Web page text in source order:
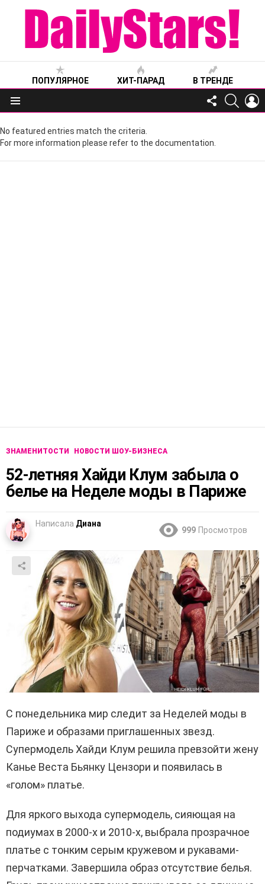
ПОПУЛЯРНОЕ ХИТ-ПАРАД В ТРЕНДЕ
Меню
FOLLOW
US
No featured entries match the criteria.
For more information please refer to the documentation.
ЗНАМЕНИТОСТИ НОВОСТИ ШОУ-БИЗНЕСА
52-летняя Хайди Клум забыла о
белье на Неделе моды в Париже
Написала Диана
999 Просмотров
С понедельника мир следит за Неделей моды в
Париже и образами приглашенных звезд.
Супермодель Хайди Клум решила превзойти жену
Канье Веста Бьянку Цензори и появилась в
«голом» платье.
Для яркого выхода супермодель, сияющая на
подиумах в 2000-х и 2010-х, выбрала прозрачное
платье с тонким серым кружевом и рукавами-
перчатками. Завершила образ отсутствие белья.